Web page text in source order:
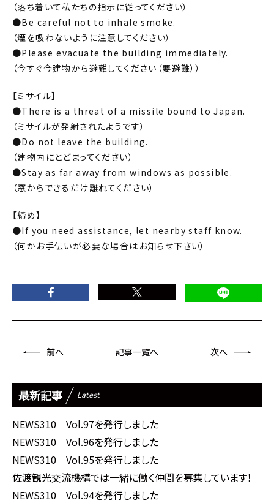
（落ち着いて私たちの指示に従ってください）
●Be careful not to inhale smoke.
（煙を吸わないように注意してください）
●Please evacuate the building immediately.
（今すぐ今建物から避難してください（要避難））
【ミサイル】
●There is a threat of a missile bound to Japan.
（ミサイルが発射されたようです）
●Do not leave the building.
（建物内にとどまってください）
●Stay as far away from windows as possible.
（窓からできるだけ離れてください）
【締め】
●If you need assistance, let nearby staff know.
（何かお手伝いが必要な場合はお知らせ下さい）
前へ 記事一覧へ 次へ
最新記事 Latest
NEWS310 Vol.97を発行しました
NEWS310 Vol.96を発行しました
NEWS310 Vol.95を発行しました
佐渡観光交流機構では一緒に働く仲間を募集しています！
NEWS310 Vol.94を発行しました